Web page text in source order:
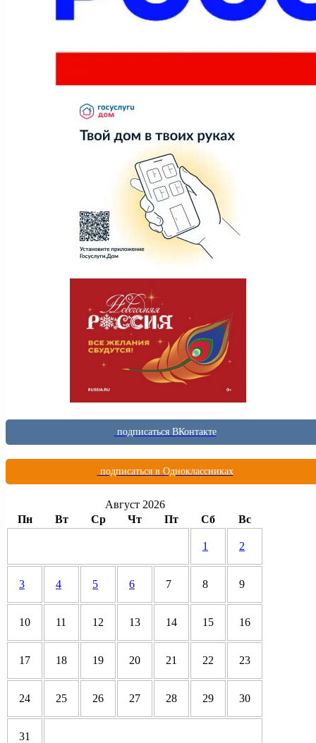
подписаться ВКонтакте
подписаться в Одноклассниках
Август 2026
Пн
Вт Ср Чт Пт Сб Вс
1 2
3 4 5 6 7 8 9
10 11 12 13 14 15 16
17 18 19 20 21 22 23
24 25 26 27 28 29 30
31